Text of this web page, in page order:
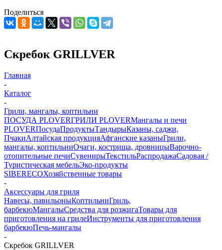
Поделиться
Скребок GRILLVER
Главная
-
Каталог
-
Грили, мангалы, коптильни
ПОСУДА PLOVERГРИЛИ PLOVERМангалы и печи
PLOVERПосудаПродуктыТандырыКазаны, саджи,
ПчакиАлтайская продукцияАфганские казаныГрили,
мангалы, коптильниОчаги, кострища, дровницыВарочно-
отопительные печиСувенирыТекстильРаспродажаСадовая /
Туристическая мебельЭко-продукты
SIBERECOХозяйственные товары
-
Аксессуары для гриля
Навесы, павильоныКоптильниГриль,
барбекюМангалыСредства для розжигаТовары для
приготовления на грилеИнструменты для приготовления
барбекюПечь-мангалы
-
Скребок GRILLVER